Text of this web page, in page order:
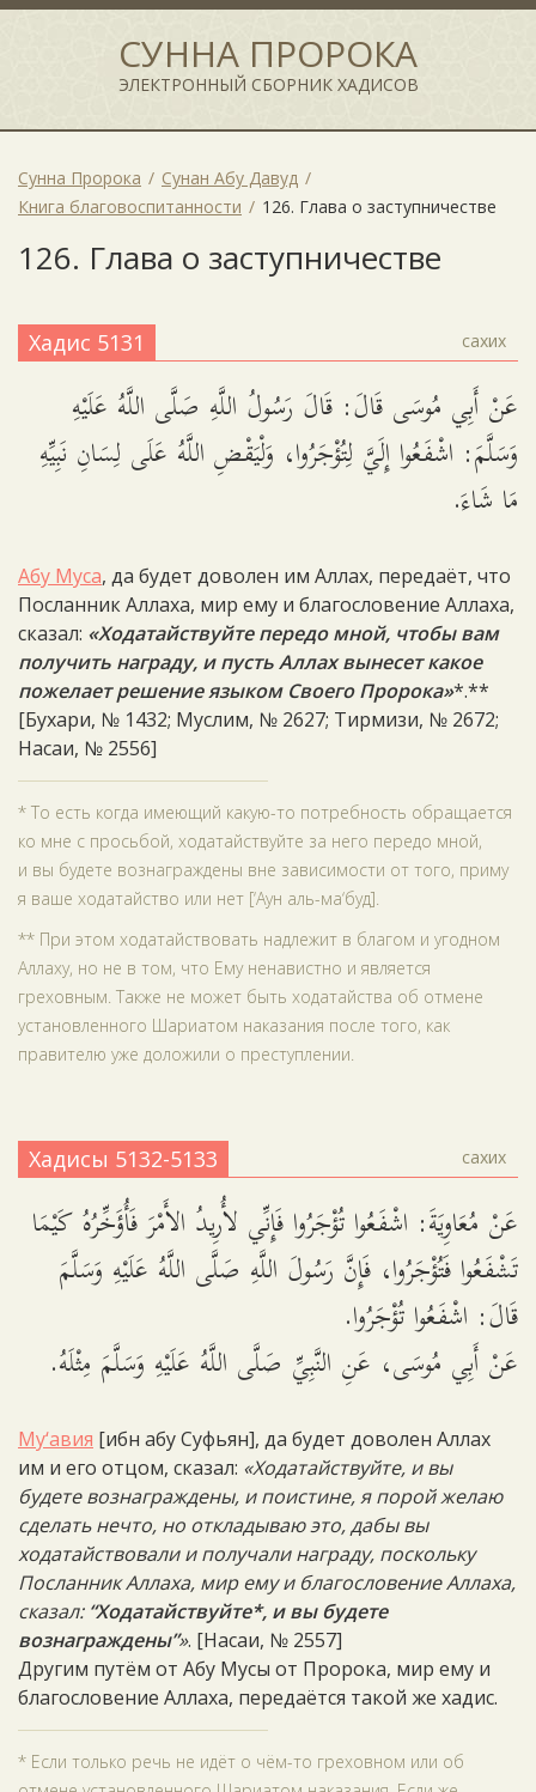
СУННА ПРОРОКА
ЭЛЕКТРОННЫЙ СБОРНИК ХАДИСОВ
Сунна Пророка
Сунан Абу Давуд
Книга благовоспитанности
126. Глава о заступничестве
126. Глава о заступничестве
Хадис 5131 сахих
عَنْ أَبِي مُوسَى قَالَ: قَالَ رَسُولُ اللَّهِ صَلَّى اللَّهُ عَلَيْهِ
وَسَلَّمَ: اشْفَعُوا إِلَيَّ لِتُؤْجَرُوا، وَلْيَقْضِ اللَّهُ عَلَى لِسَانِ نَبِيِّهِ
مَا شَاءَ.
Абу Муса, да будет доволен им Аллах, передаёт, что
Посланник Аллаха, мир ему и благословение Аллаха,
сказал: «Ходатайствуйте передо мной, чтобы вам
получить награду, и пусть Аллах вынесет какое
пожелает решение языком Своего Пророка»*.**
[Бухари, № 1432; Муслим, № 2627; Тирмизи, № 2672;
Насаи, № 2556]
* То есть когда имеющий какую-то потребность обращается
ко мне с просьбой, ходатайствуйте за него передо мной,
и вы будете вознаграждены вне зависимости от того, приму
я ваше ходатайство или нет [‘Аун аль-ма‘буд].
** При этом ходатайствовать надлежит в благом и угодном
Аллаху, но не в том, что Ему ненавистно и является
греховным. Также не может быть ходатайства об отмене
установленного Шариатом наказания после того, как
правителю уже доложили о преступлении.
Хадисы 5132-5133 сахих
عَنْ مُعَاوِيَةَ: اشْفَعُوا تُؤْجَرُوا فَإِنِّي لأُرِيدُ الأَمْرَ فَأُؤَخِّرُهُ كَيْمَا
تَشْفَعُوا فَتُؤْجَرُوا، فَإِنَّ رَسُولَ اللَّهِ صَلَّى اللَّهُ عَلَيْهِ وَسَلَّمَ
قَالَ: اشْفَعُوا تُؤْجَرُوا.
عَنْ أَبِي مُوسَى، عَنِ النَّبِيِّ صَلَّى اللَّهُ عَلَيْهِ وَسَلَّمَ مِثْلَهُ.
Му‘авия [ибн абу Суфьян], да будет доволен Аллах
им и его отцом, сказал: «Ходатайствуйте, и вы
будете вознаграждены, и поистине, я порой желаю
сделать нечто, но откладываю это, дабы вы
ходатайствовали и получали награду, поскольку
Посланник Аллаха, мир ему и благословение Аллаха,
сказал: “Ходатайствуйте*, и вы будете
вознаграждены”». [Насаи, № 2557]
Другим путём от Абу Мусы от Пророка, мир ему и
благословение Аллаха, передаётся такой же хадис.
* Если только речь не идёт о чём-то греховном или об